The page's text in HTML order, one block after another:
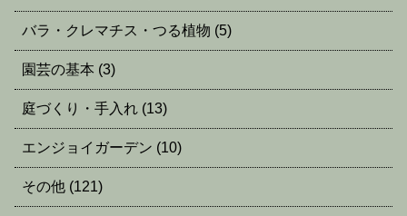
バラ・クレマチス・つる植物 (5)
園芸の基本 (3)
庭づくり・手入れ (13)
エンジョイガーデン (10)
その他 (121)